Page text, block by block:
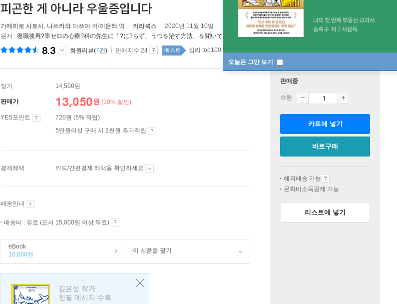
오늘은 그만 보기
피곤한 게 아니라 우울증입니다
가메히로 사토시 , 나쓰카와 다쓰야 저/이은혜 역 키라북스
2020년 11월 10일
원서 : 復職後再?率ゼロの心療?科の先生に「?に?らず、うつを治す方法」を聞いてみました
8.3 회원리뷰(7건) 판매지수 24 베스트 심리 top100 1주
정가 14,500원
판매가 13,050원 (10% 할인)
YES포인트
720원 (5% 적립)
5만원이상 구매 시 2천원 추가적립
결제혜택 카드/간편결제 혜택을 확인하세요
배송안내
배송비 : 유료 (도서 15,000원 이상 무료)
eBook
10,000원
이 상품을 팔기
김은성 작가
친필 메시지 수록
판매중
수량
카트에 넣기
바로구매
해외배송 가능
문화비소득공제 가능
리스트에 넣기